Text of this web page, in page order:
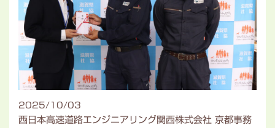
2025/10/03
西日本高速道路エンジニアリング関西株式会社 京都事務